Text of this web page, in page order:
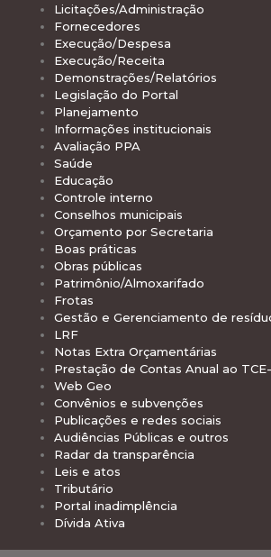
Licitações/Administração
Fornecedores
Execução/Despesa
Execução/Receita
Demonstrações/Relatórios
Legislação do Portal
Planejamento
Informações institucionais
Avaliação PPA
Saúde
Educação
Controle interno
Conselhos municipais
Orçamento por Secretaria
Boas práticas
Obras públicas
Patrimônio/Almoxarifado
Frotas
Gestão e Gerenciamento de
LRF
Notas Extra Orçamentárias
Prestação de Contas Anual ao
Web Geo
Convênios e subvenções
Publicações e redes sociais
Audiências Públicas e outros
Radar da transparência
Leis e atos
Tributário
Portal inadimplência
Dívida Ativa